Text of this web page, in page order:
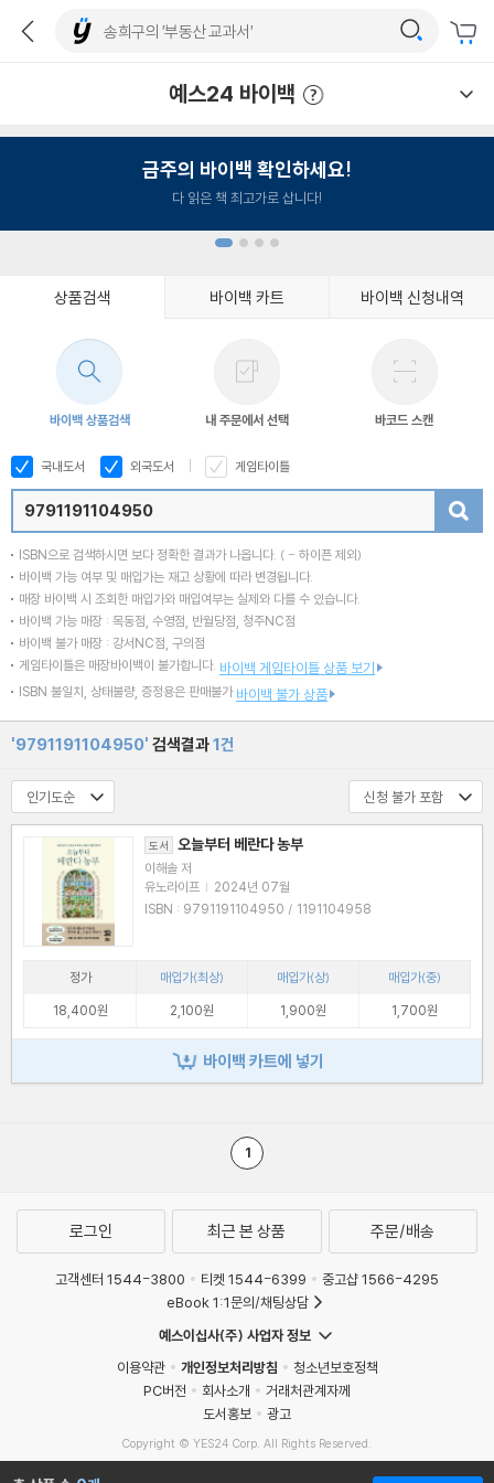
예스24 바이백
금주의 바이백 확인하세요!
다 읽은 책 최고가로 삽니다!
상품검색 바이백 카트 바이백 신청내역
바이백 상품검색 내 주문에서 선택 바코드 스캔
국내도서 외국도서 게임타이틀
ISBN으로 검색하시면 보다 정확한 결과가 나옵니다. ( - 하이픈 제외)
바이백 가능 여부 및 매입가는 재고 상황에 따라 변경됩니다.
매장 바이백 시 조회한 매입가와 매입여부는 실제와 다를 수 있습니다.
바이백 가능 매장 : 목동점, 수영점, 반월당점, 청주NC점
바이백 불가 매장 : 강서NC점, 구의점
게임타이틀은 매장바이백이 불가합니다. 바이백 게임타이틀 상품 보기
ISBN 불일치, 상태불량, 증정용은 판매불가 바이백 불가 상품
'9791191104950' 검색결과1건
도서 오늘부터 베란다 농부
이해솔 저
유노라이프 | 2024년 07월
ISBN : 9791191104950 / 1191104958
정가 매입가(최상) 매입가(상)
매입가(중)
18,400원
2,100원 1,900원 1,700원
바이백 카트에 넣기
1
로그인 최근 본 상품 주문/배송
고객센터 1544-3800 티켓 1544-6399
중고샵 1566-4295
eBook 1:1문의/채팅상담
예스이십사(주) 사업자 정보
이용약관
개인정보처리방침
청소년보호정책
PC버전
회사소개
거래처관계자께
도서홍보
광고
Copyright © YES24 Corp. All Rights Reserved.
MATOM10